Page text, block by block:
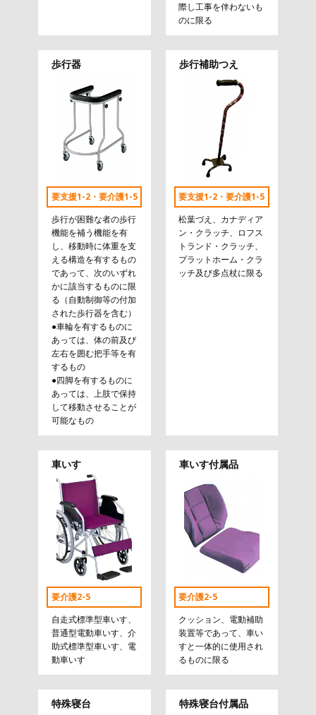
際し工事を伴わないも
のに限る
歩行器
要支援1-2・要介護1-5
歩行が困難な者の歩行
機能を補う機能を有
し、移動時に体重を支
える構造を有するもの
であって、次のいずれ
かに該当するものに限
る（自動制御等の付加
された歩行器を含む）
●車輪を有するものに
あっては、体の前及び
左右を囲む把手等を有
するもの
●四脚を有するものに
あっては、上肢で保持
して移動させることが
可能なもの
歩行補助つえ
要支援1-2・要介護1-5
松葉づえ、カナディア
ン・クラッチ、ロフス
トランド・クラッチ、
プラットホーム・クラ
ッチ及び多点杖に限る
車いす
要介護2-5
自走式標準型車いす、
普通型電動車いす、介
助式標準型車いす、電
動車いす
車いす付属品
要介護2-5
クッション、電動補助
装置等であって、車い
すと一体的に使用され
るものに限る
特殊寝台 特殊寝台付属品